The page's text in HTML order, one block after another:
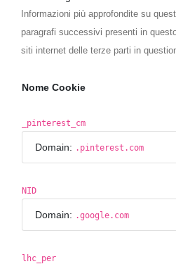
Informazioni più approfondite su
paragrafi successivi presenti in
siti internet delle terze parti in
Nome Cookie
_pinterest_cm
Domain: .pinterest.com
NID
Domain: .google.com
lhc_per